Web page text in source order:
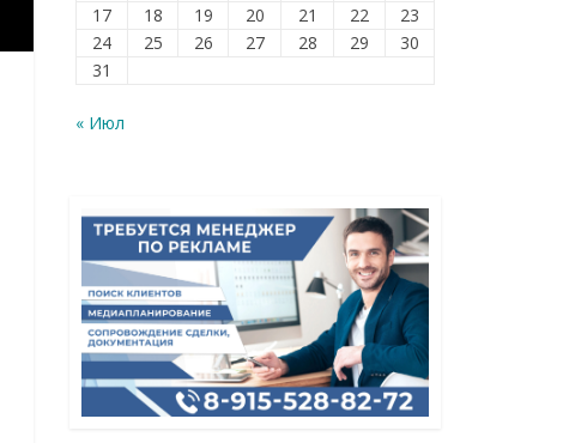
17
18 19 20 21 22
23
24
25 26 27 28 29
30
31
« Июл